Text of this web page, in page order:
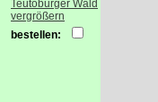
vergrößern
bestellen: